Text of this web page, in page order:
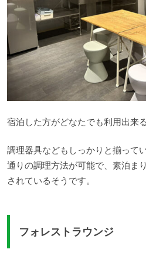
宿泊した方がどなたでも利用出来
調理器具などもしっかりと揃って
通りの調理方法が可能で、素泊ま
されているそうです。
フォレストラウンジ